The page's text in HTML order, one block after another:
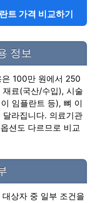
트 가격 비교하기
정보
은 100만 원에서 250
료(국산/수입), 시술
임플란트 등), 뼈 이
라집니다. 의료기관
션도 다르므로 비교
상자 중 일부 조건을